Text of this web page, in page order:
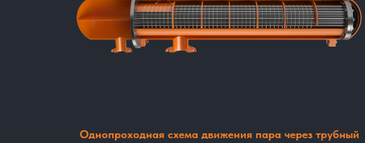
Однопроходная схема движения пара через трубный